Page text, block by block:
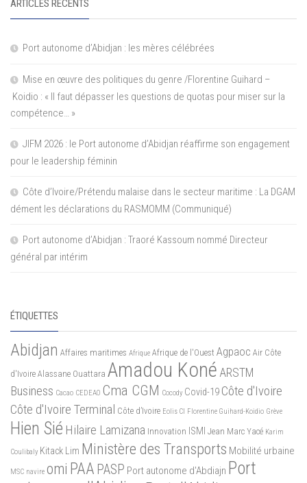
ARTICLES RÉCENTS
Port autonome d’Abidjan : les mères célébrées
Mise en œuvre des politiques du genre /Florentine Guihard –
Koidio : « Il faut dépasser les questions de quotas pour miser sur la
compétence… »
JIFM 2026 : le Port autonome d’Abidjan réaffirme son engagement
pour le leadership féminin
Côte d’Ivoire/Prétendu malaise dans le secteur maritime : La DGAM
dément les déclarations du RASMOMM (Communiqué)
Port autonome d’Abidjan : Traoré Kassoum nommé Directeur
général par intérim
ÉTIQUETTES
Abidjan Affaires maritimes Afrique Afrique de l'Ouest Agpaoc Air Côte
d'Ivoire Alassane Ouattara Amadou Koné ARSTM
Business Cacao CEDEAO Cma CGM Cocody Covid-19 Côte d'Ivoire
Côte d'Ivoire Terminal Côte d’Ivoire Eolis CI Florentine Guihard-Koidio Grève
Hien Sié Hilaire Lamizana Innovation ISMI Jean Marc Yacé Karim
Coulibaly Kitack Lim Ministère des Transports Mobilité urbaine
MSC navire omi PAA PASP Port autonome d'Abdiajn Port